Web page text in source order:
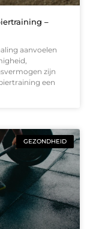
–
aanvoelen
zijn
een
GEZONDHEID